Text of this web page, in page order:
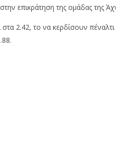
επικράτηση της ομάδας της
2.42, το να κερδίσουν πέναλτι